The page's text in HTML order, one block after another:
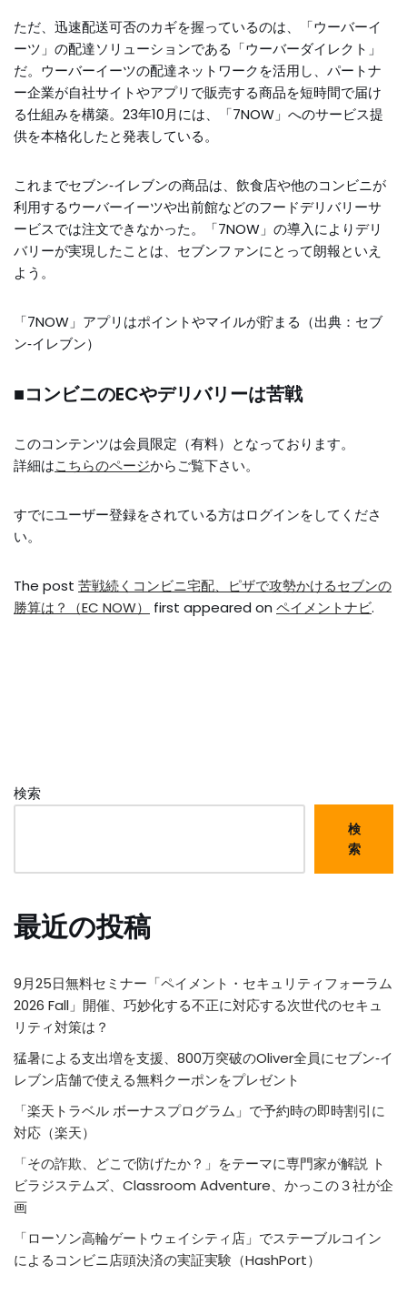
ただ、迅速配送可否のカギを握っているのは、「ウーバーイ
ーツ」の配達ソリューションである「ウーバーダイレクト」
だ。ウーバーイーツの配達ネットワークを活用し、パートナ
ー企業が自社サイトやアプリで販売する商品を短時間で届け
る仕組みを構築。23年10月には、「7NOW」へのサービス提
供を本格化したと発表している。
これまでセブン‐イレブンの商品は、飲食店や他のコンビニが
利用するウーバーイーツや出前館などのフードデリバリーサ
ービスでは注文できなかった。「7NOW」の導入によりデリ
バリーが実現したことは、セブンファンにとって朗報といえ
よう。
「7NOW」アプリはポイントやマイルが貯まる（出典：セブ
ン‐イレブン）
■コンビニのECやデリバリーは苦戦
このコンテンツは会員限定（有料）となっております。
詳細はこちらのページからご覧下さい。
すでにユーザー登録をされている方はログインをしてくださ
い。
The post 苦戦続くコンビニ宅配、ピザで攻勢かけるセブンの
勝算は？（EC NOW）
first appeared on ペイメントナビ.
検索
検
索
最近の投稿
9月25日無料セミナー「ペイメント・セキュリティフォーラム
2026 Fall」開催、巧妙化する不正に対応する次世代のセキュ
リティ対策は？
猛暑による支出増を支援、800万突破のOliver全員にセブン‐イ
レブン店舗で使える無料クーポンをプレゼント
「楽天トラベル ボーナスプログラム」で予約時の即時割引に
対応（楽天）
「その詐欺、どこで防げたか？」をテーマに専門家が解説 ト
ビラジステムズ、Classroom Adventure、かっこの３社が企
画
「ローソン高輪ゲートウェイシティ店」でステーブルコイン
によるコンビニ店頭決済の実証実験（HashPort）